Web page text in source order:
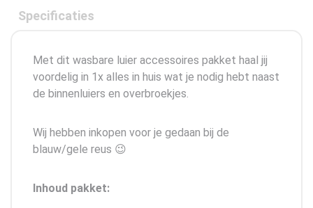
Specificaties
Met dit wasbare luier accessoires pakket haal jij
voordelig in 1x alles in huis wat je nodig hebt naast
de binnenluiers en overbroekjes.
Wij hebben inkopen voor je gedaan bij de
blauw/gele reus 😉
Inhoud pakket: